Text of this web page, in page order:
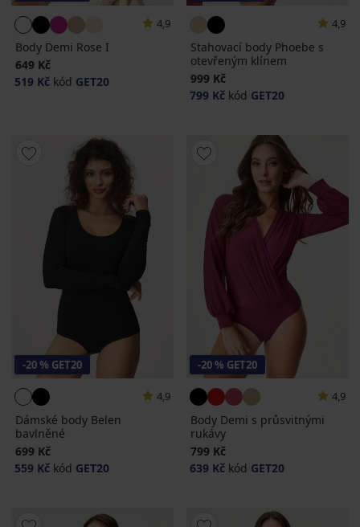
4,9
Body Demi Rose I
649 Kč
519 Kč kód GET20
4,9
Stahovací body Phoebe s
otevřeným klínem
999 Kč
799 Kč kód GET20
-20 % GET20
4,9
Dámské body Belen
bavlněné
699 Kč
559 Kč kód GET20
-20 % GET20
4,9
Body Demi s průsvitnými
rukávy
799 Kč
639 Kč kód GET20